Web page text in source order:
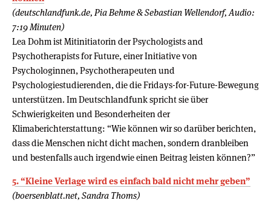
(deutschlandfunk.de, Pia Behme & Sebastian Wellendorf, Audio:
7:19 Minuten)
Lea Dohm ist Mitinitiatorin der Psychologists and
Psychotherapists for Future, einer Initiative von
Psychologinnen, Psychotherapeuten und
Psychologiestudierenden, die die Fridays-for-Future-Bewegung
unterstützen. Im Deutschlandfunk spricht sie über
Schwierigkeiten und Besonderheiten der
Klimaberichterstattung: “Wie können wir so darüber berichten,
dass die Menschen nicht dicht machen, sondern dranbleiben
und bestenfalls auch irgendwie einen Beitrag leisten können?”
5. “Kleine Verlage wird es einfach bald nicht mehr geben”
(boersenblatt.net, Sandra Thoms)